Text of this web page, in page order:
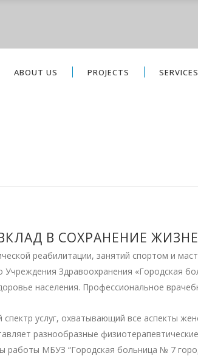
ABOUT US PROJECTS SERVICES
В СОХРАНЕНИЕ
реабилитации, занятий спортом и
Здравоохранения «Городская
населения. Профессиональное
услуг, охватывающий все аспекты
разнообразные
работы МБУЗ “Городская больница № 7